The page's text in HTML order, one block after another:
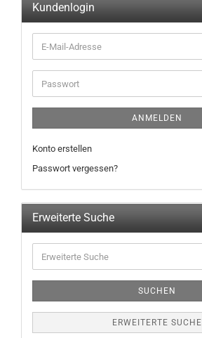
Kundenlogin
ANMELDEN
Konto erstellen
Passwort vergessen?
Erweiterte Suche
SUCHEN
ERWEITERTE SUCHE